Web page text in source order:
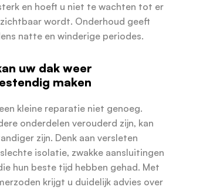
en hoeft u niet te wachten tot er
wordt. Onderhoud geeft
natte en winderige periodes.
uw dak weer
maken
kleine reparatie niet genoeg.
onderdelen verouderd zijn, kan
zijn. Denk aan versleten
isolatie, zwakke aansluitingen
hun beste tijd hebben gehad. Met
krijgt u duidelijk advies over